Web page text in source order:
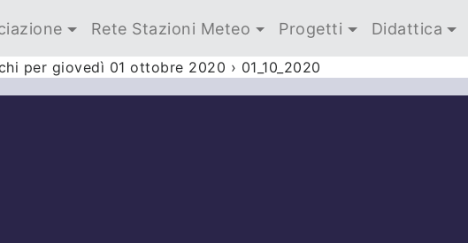
Rete Stazioni Meteo Progetti Didattica
per giovedì 01 ottobre 2020 › 01_10_2020